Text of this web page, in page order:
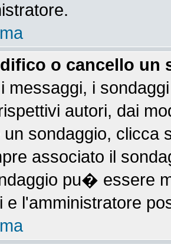
o cancello un
messaggi, i
autori, dai
un sondaggio, clicca
associato il
pu� essere
e l'amministratore